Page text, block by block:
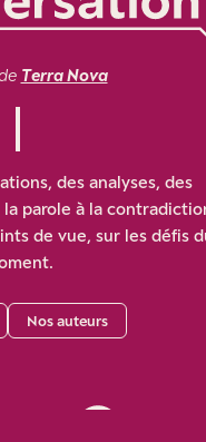
Terra Nova
des analyses, des
parole à la
de vue, sur les défis
Nos auteurs